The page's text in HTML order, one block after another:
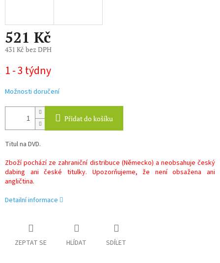
521 Kč
431 Kč bez DPH
cena:
1 - 3 týdny
Možnosti doručení
Přidat do košíku
Titul na DVD.
Zboží pochází ze zahraniční distribuce (Německo) a neobsahuje český
dabing ani české titulky. Upozorňujeme, že není obsažena ani
angličtina.
Detailní informace
ZEPTAT SE HLÍDAT SDÍLET